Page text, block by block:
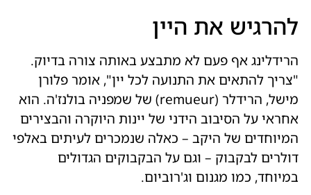
להרגיש את היין
הרידלינג אף פעם לא מתבצע באותה צורה בדיוק.
"צריך להתאים את התנועה לכל יין", אומר פלורן
מישל, הרידלר (remueur) של שמפניה בולנז'ה. הוא
אחראי על הסיבוב הידני של יינות היוקרה והבצירים
המיוחדים של היקב – כאלה שנמכרים לעיתים באלפי
דולרים לבקבוק – וגם על הבקבוקים הגדולים
במיוחד, כמו מגנום וג'רוביום.